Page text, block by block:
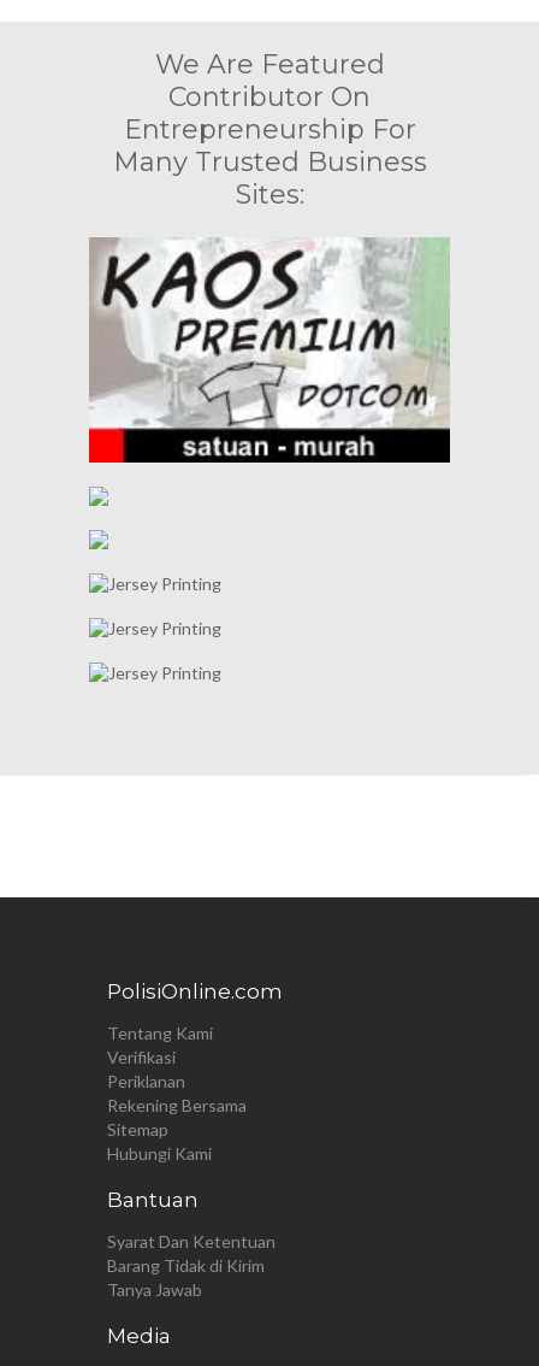
We Are Featured
Contributor On
Entrepreneurship For
Many Trusted Business
Sites:
PolisiOnline.com
Tentang Kami
Verifikasi
Periklanan
Rekening Bersama
Sitemap
Hubungi Kami
Bantuan
Syarat Dan Ketentuan
Barang Tidak di Kirim
Tanya Jawab
Media